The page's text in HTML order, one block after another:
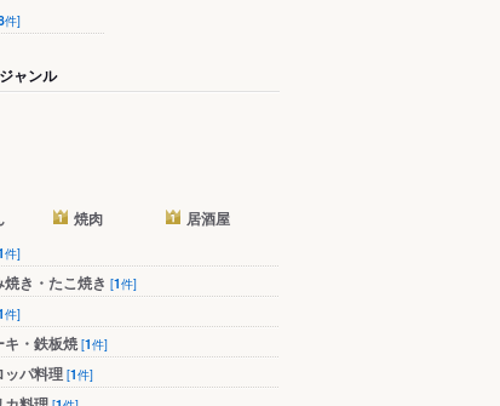
件]
ャンル
焼肉
居酒屋
件]
焼き・たこ焼き [1件]
件]
キ・鉄板焼[1件]
ッパ料理 [1件]